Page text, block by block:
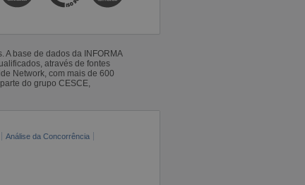
A base de dados da INFORMA
através de fontes
Network, com mais de 600
do grupo CESCE,
Análise da Concorrência